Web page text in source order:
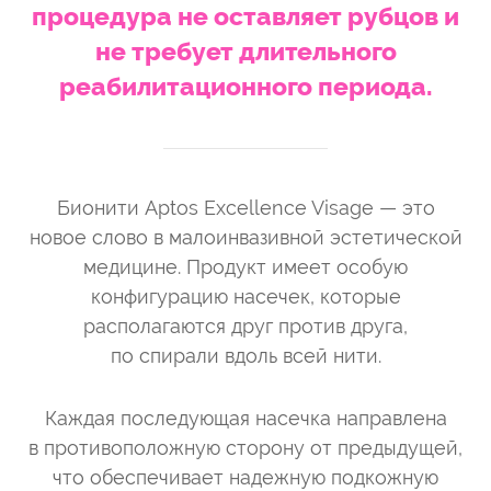
процедура не оставляет рубцов и
не требует длительного
реабилитационного периода.
Бионити Aptos Excellence Visage — это
новое слово в малоинвазивной эстетической
медицине. Продукт имеет особую
конфигурацию насечек, которые
располагаются друг против друга,
по спирали вдоль всей нити.
Каждая последующая насечка направлена
в противоположную сторону от предыдущей,
что обеспечивает надежную подкожную